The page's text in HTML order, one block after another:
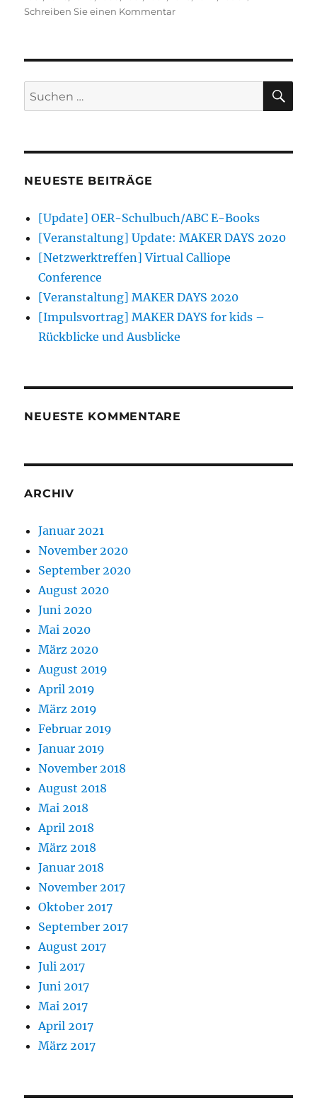
Schreiben Sie einen Kommentarzu
wurden
Suchen
nach:
NEUESTE BEITRÄGE
[Update] OER-Schulbuch/ABC E-Books
[Veranstaltung] Update: MAKER DAYS 2020
[Netzwerktreffen] Virtual Calliope
Conference
[Veranstaltung] MAKER DAYS 2020
[Impulsvortrag] MAKER DAYS for kids –
Rückblicke und Ausblicke
NEUESTE KOMMENTARE
ARCHIV
Januar 2021
November 2020
September 2020
August 2020
Juni 2020
Mai 2020
März 2020
August 2019
April 2019
März 2019
Februar 2019
Januar 2019
November 2018
August 2018
Mai 2018
April 2018
März 2018
Januar 2018
November 2017
Oktober 2017
September 2017
August 2017
Juli 2017
Juni 2017
Mai 2017
April 2017
März 2017